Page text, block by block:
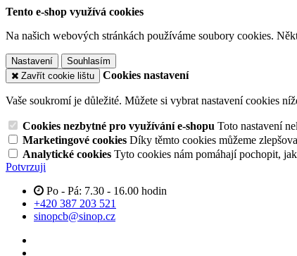
Tento e-shop využívá cookies
Na našich webových stránkách používáme soubory cookies.
Nastavení
Souhlasím
Zavřít cookie lištu
Cookies nastavení
Vaše soukromí je důležité. Můžete si vybrat nastavení cookies
Cookies nezbytné pro využívání e-shopu Toto nastavení
Marketingové cookies Díky těmto cookies můžeme
Analytické cookies Tyto cookies nám pomáhají pochopit,
Potvrzuji
Po - Pá: 7.30 - 16.00 hodin
+420 387 203 521
sinopcb@sinop.cz